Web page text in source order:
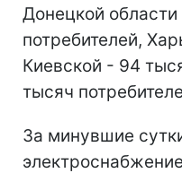
Донецкой
потребителей,
Киевской - 94
тысяч
За минувшие